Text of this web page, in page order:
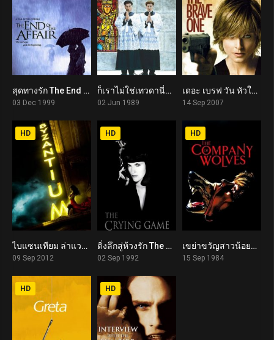
7.1สุดทางรัก The End of the Affair (1999)
03 Dec 1999
6.2
ก็เราไม่ใช่เทวดานี่ครับ We’re No Angels (1989)
02 Jun 1989
6.7
เดอะ เบรฟ วัน หัวใจเธอต้องกล้า The Brave One (2007)
14 Sep 2007
6.5
HD
ไบแซนเทียม ล่าแวมไพร์อมตะ Byzantium (2012)
09 Sep 2012
7.2
HD
ดิ่งลึกสู่ห้วงรัก The Crying Game (1992)
02 Sep 1992
6.7
HD
เขย่าขวัญสาวน้อยหมวกแดง The Company of Wolves (1984)
15 Sep 1984
HD HD